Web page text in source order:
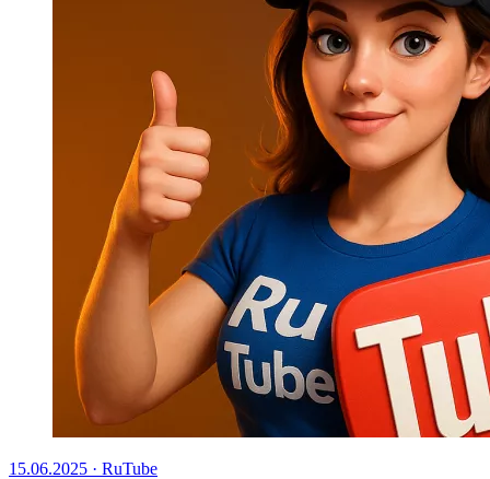
15.06.2025 · RuTube